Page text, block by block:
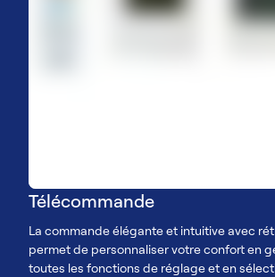
Télécommande
La commande élégante et intuitive avec
permet de personnaliser votre confort en
toutes les fonctions de réglage et en